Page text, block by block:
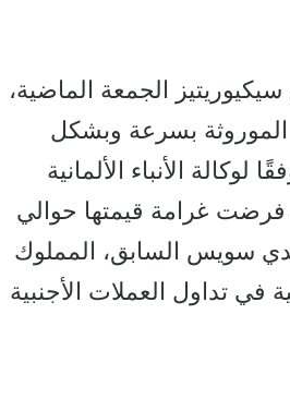
الجمعة الماضية،
الموروثة بسرعة وبشكل
الأنباء الألمانية
فرضت غرامة قيمتها حوالي
بنك كريدي سويس السابق، المملوك
في تداول العملات الأجنبية